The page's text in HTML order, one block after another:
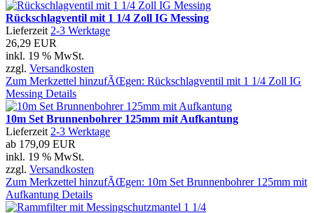
Rückschlagventil mit 1 1/4 Zoll IG Messing
Lieferzeit 2-3 Werktage
26,29 EUR
inkl. 19 % MwSt.
zzgl. Versandkosten
Zum Merkzettel hinzufÃŒgen: Rückschlagventil mit 1 1/4 Zoll IG
Messing Details
10m Set Brunnenbohrer 125mm mit Aufkantung
Lieferzeit 2-3 Werktage
ab 179,09 EUR
inkl. 19 % MwSt.
zzgl. Versandkosten
Zum Merkzettel hinzufÃŒgen: 10m Set Brunnenbohrer 125mm mit
Aufkantung Details